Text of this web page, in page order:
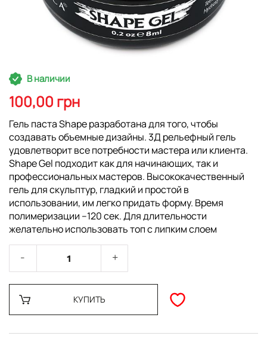
Перейти
к
началу
галереи
изображений
В наличии
100,00 грн
Гель паста Shape разработана для того, чтобы
создавать объемные дизайны. 3Д рельефный гель
удовлетворит все потребности мастера или клиента.
Shape Gel подходит как для начинающих, так и
профессиональных мастеров. Высококачественный
гель для скульптур, гладкий и простой в
использовании, им легко придать форму. Время
полимеризации –120 сек. Для длительности
желательно использовать топ с липким слоем
КУПИТЬ